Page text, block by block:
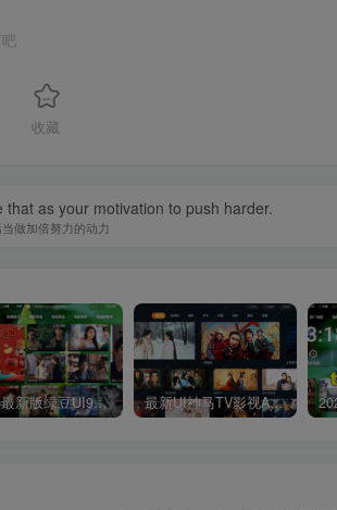
收藏
as your motivation to push harder.
做加倍努力的动力
2026最新版绿豆UI9双端影视APP源码 最新UI神马TV影视APP源码 乐檬影视苹果CMS后台 包含前后端源码